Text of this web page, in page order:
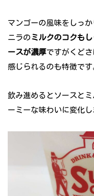
マンゴーの風味をしっ
ニラのミルクのコクもし
ースが濃厚ですがくど
感じられるのも特徴です
飲み進めるとソースと
ーミーな味わいに変化し